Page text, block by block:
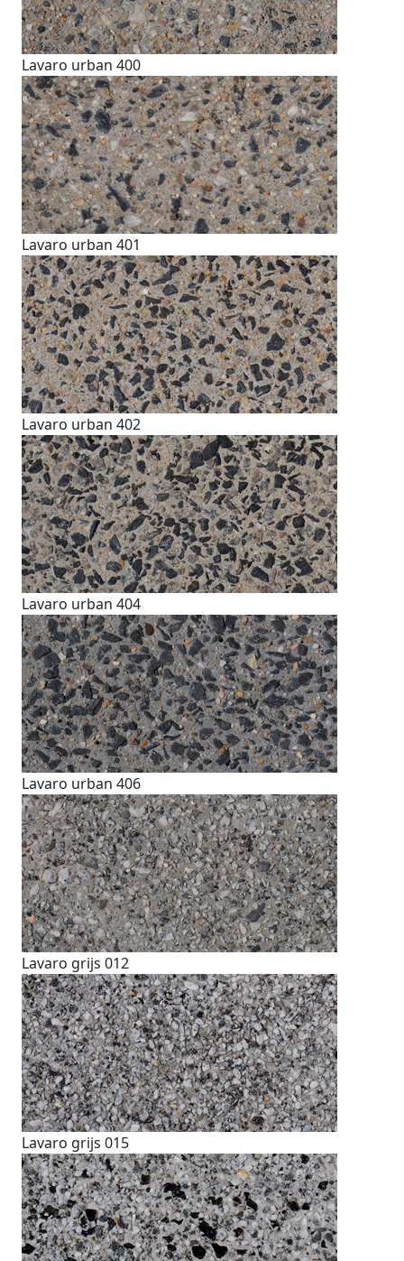
Lavaro urban 400
Lavaro urban 401
Lavaro urban 402
Lavaro urban 404
Lavaro urban 406
Lavaro grijs 012
Lavaro grijs 015